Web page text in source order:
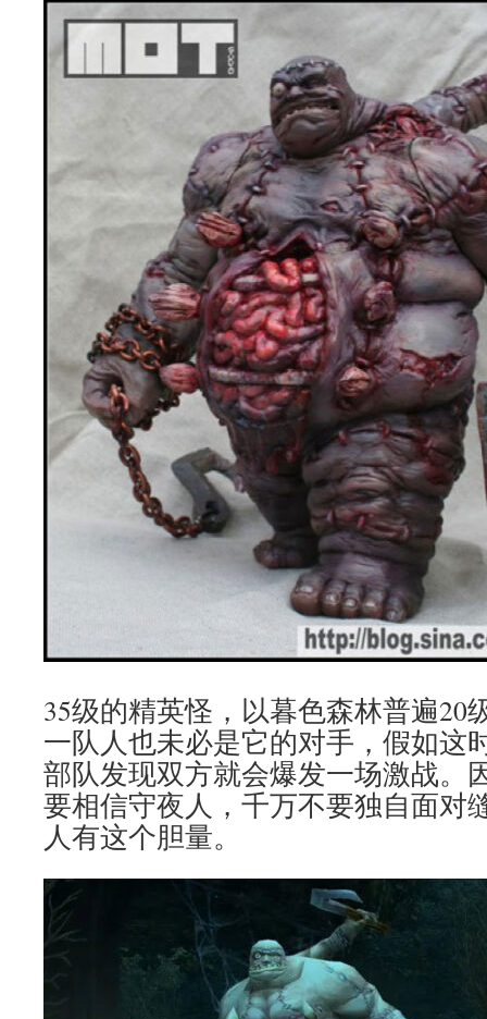
35级的精英怪，以暮色森林普遍20
一队人也未必是它的对手，假如这
部队发现双方就会爆发一场激战。
要相信守夜人，千万不要独自面对
人有这个胆量。